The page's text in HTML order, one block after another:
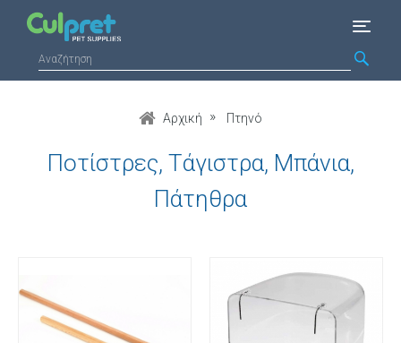
Αρχική Πτηνό
Ποτίστρες, Τάγιστρα, Μπάνια,
Πάτηθρα